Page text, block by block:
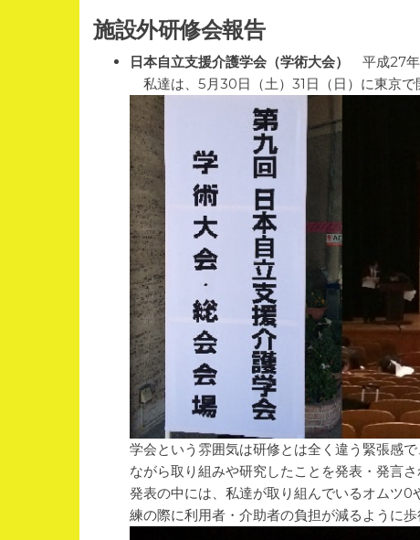
施設外研修会報告
日本自立支援介護学会（学術大会）
平成27年
私達は、5月30日（土）31日（日）に東京で
学会という雰囲気は研修とは全く違う緊張感
ながら取り組みや研究したことを発表・発言さ
発表の中には、私達が取り組んでいるオムツ
練の際に利用者・介助者の負担が減るように